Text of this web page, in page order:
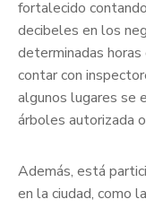
fortalecido
decibeles en los
determinadas
contar con
algunos lugares se
árboles autorizada
Además, está
en la ciudad, como